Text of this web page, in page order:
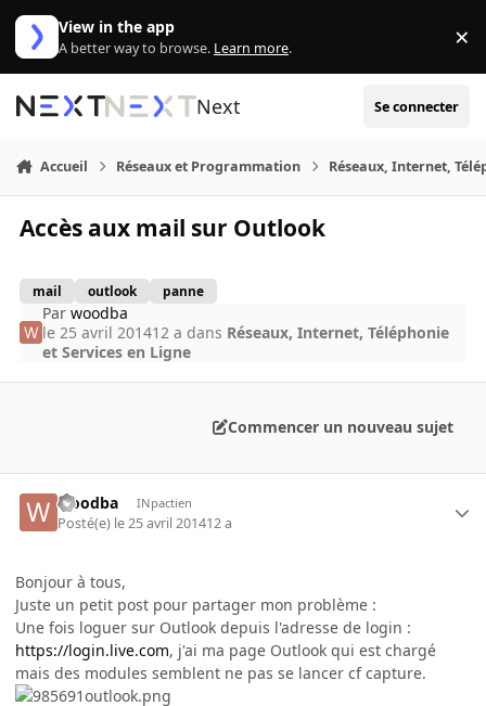
Aller au contenu
View in the app
A better way to browse. Learn more. ×
Next Se connecter
Accueil Réseaux et Programmation Réseaux, Internet,
Accès aux mail sur Outlook
mail outlook panne
Parwoodba
le 25 avril 201412 a dans Réseaux, Internet, Téléphonie
et Services en Ligne
Commencer un nouveau sujet
woodba INpactien
Posté(e) le 25 avril 201412 a
Bonjour à tous,
Juste un petit post pour partager mon problème :
Une fois loguer sur Outlook depuis l'adresse de login :
https://login.live.com, j'ai ma page Outlook qui est chargé
mais des modules semblent ne pas se lancer cf capture.